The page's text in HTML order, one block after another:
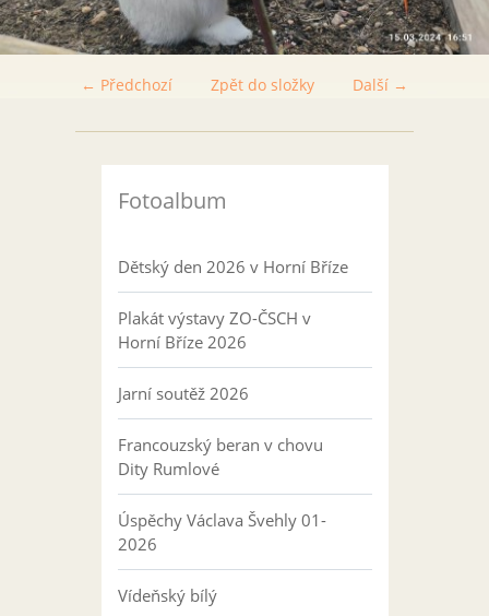
← Předchozí Další →
Zpět do složky
Fotoalbum
Dětský den 2026 v Horní Bříze
Plakát výstavy ZO-ČSCH v
Horní Bříze 2026
Jarní soutěž 2026
Francouzský beran v chovu
Dity Rumlové
Úspěchy Václava Švehly 01-
2026
Vídeňský bílý